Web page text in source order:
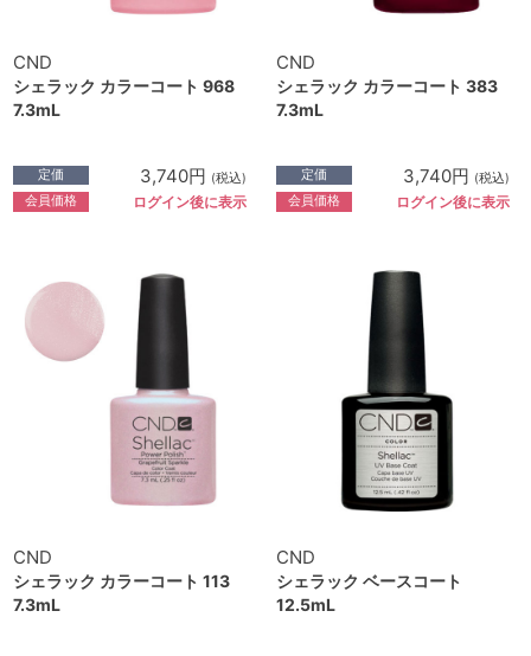
CND
シェラック カラーコート 968
7.3mL
定価 3,740円 (税込)
会員価格 ログイン後に表示
CND
シェラック カラーコート 383
7.3mL
定価 3,740円 (税込)
会員価格 ログイン後に表示
CND
シェラック カラーコート 113
7.3mL
CND
シェラック ベースコート
12.5mL